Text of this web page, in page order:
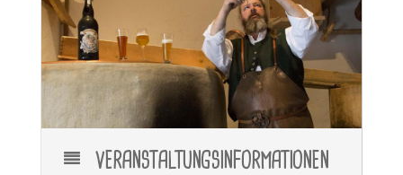
VERANSTALTUNGSINFORMATIONEN